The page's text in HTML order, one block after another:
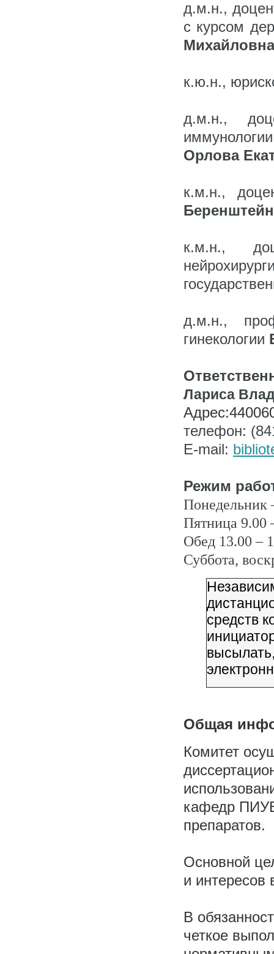
д.м.н.,
с курсом
Михайловна
к.ю.н.,
д.м.н.,
Орлова
к.м.н.,
к.м.н.,
д.м.н.,
гинекологии
Лариса
телефон:
E-mail:
Режим
Понедельник
Пятница 9.00
Обед 13.00 –
Суббота,
средств
Общая
Комитет
кафедр
препаратов.
Основной
и интересов
В
четкое